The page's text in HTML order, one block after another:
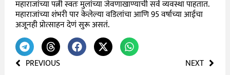
महाराजांच्या पत्नी स्वतः मुलांच्या जेवणाखाण्याची सर्व व्यवस्था पाहतात.
महाराजांच्या शंभरी पार केलेल्या वडिलांचा आणि 95 वर्षाच्या आईचा
अजूनही प्रोत्साहन देणं सुरू असतं.
PREVIOUS NEXT